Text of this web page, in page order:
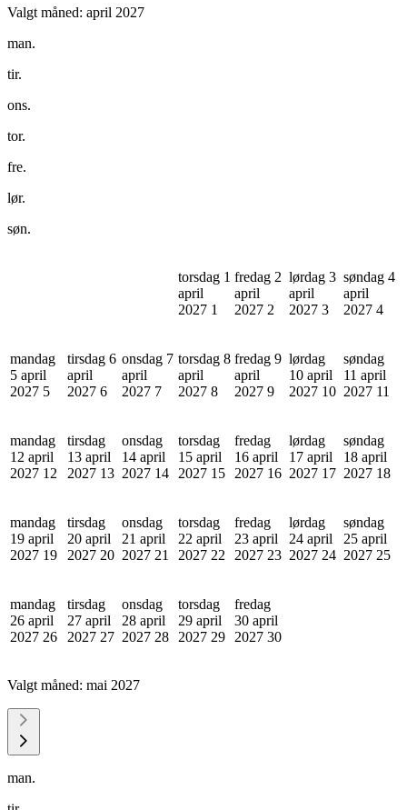
Valgt måned: april 2027
man.
tir.
ons.
tor.
fre.
lør.
søn.
torsdag 1
april
2027 1
fredag 2
april
2027 2
lørdag 3
april
2027 3
søndag 4
april
2027 4
mandag
5 april
2027 5
tirsdag 6
april
2027 6
onsdag 7
april
2027 7
torsdag 8
april
2027 8
fredag 9
april
2027 9
lørdag
10 april
2027 10
søndag
11 april
2027 11
mandag
12 april
2027 12
tirsdag
13 april
2027 13
onsdag
14 april
2027 14
torsdag
15 april
2027 15
fredag
16 april
2027 16
lørdag
17 april
2027 17
søndag
18 april
2027 18
mandag
19 april
2027 19
tirsdag
20 april
2027 20
onsdag
21 april
2027 21
torsdag
22 april
2027 22
fredag
23 april
2027 23
lørdag
24 april
2027 24
søndag
25 april
2027 25
mandag
26 april
2027 26
tirsdag
27 april
2027 27
onsdag
28 april
2027 28
torsdag
29 april
2027 29
fredag
30 april
2027 30
Valgt måned: mai 2027
man.